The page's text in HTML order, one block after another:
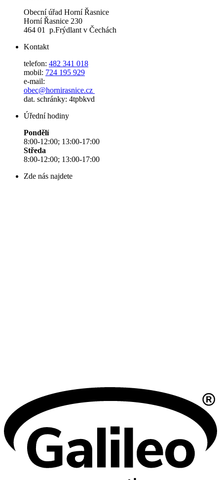
Obecní úřad Horní Řasnice
Horní Řasnice 230
464 01 p.Frýdlant v Čechách
Kontakt
telefon: 482 341 018
mobil: 724 195 929
e-mail:
obec@hornirasnice.cz
dat. schránky: 4tpbkvd
Úřední hodiny
Pondělí
8:00-12:00; 13:00-17:00
Středa
8:00-12:00; 13:00-17:00
Zde nás najdete